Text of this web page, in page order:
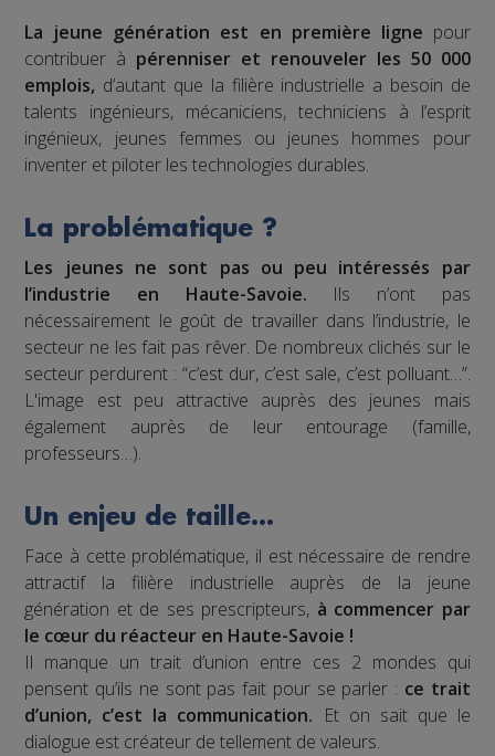
La jeune génération est en première ligne pour
contribuer à pérenniser et renouveler les 50 000
emplois, d’autant que la filière industrielle a besoin de
talents ingénieurs, mécaniciens, techniciens à l’esprit
ingénieux, jeunes femmes ou jeunes hommes pour
inventer et piloter les technologies durables.
La problématique ?
Les jeunes ne sont pas ou peu intéressés par
l’industrie en Haute-Savoie. Ils n’ont pas
nécessairement le goût de travailler dans l’industrie, le
secteur ne les fait pas rêver. De nombreux clichés sur le
secteur perdurent : “c’est dur, c’est sale, c’est polluant…”.
L'image est peu attractive auprès des jeunes mais
également auprès de leur entourage (famille,
professeurs…).
Un enjeu de taille…
Face à cette problématique, il est nécessaire de rendre
attractif la filière industrielle auprès de la jeune
génération et de ses prescripteurs, à commencer par
le cœur du réacteur en Haute-Savoie !
Il manque un trait d’union entre ces 2 mondes qui
pensent qu’ils ne sont pas fait pour se parler : ce trait
d’union, c’est la communication. Et on sait que le
dialogue est créateur de tellement de valeurs.